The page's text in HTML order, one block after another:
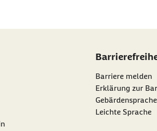
Barriere melden
Erklärung zur
Gebärdensprache
Leichte Sprache